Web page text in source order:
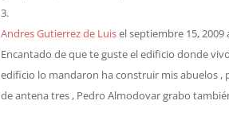
Andres Gutierrez de Luisel septiembre 15, 2009
Encantado de que te guste el edificio donde
edificio lo mandaron ha construir mis abuelos ,
de antena tres , Pedro Almodovar grabo